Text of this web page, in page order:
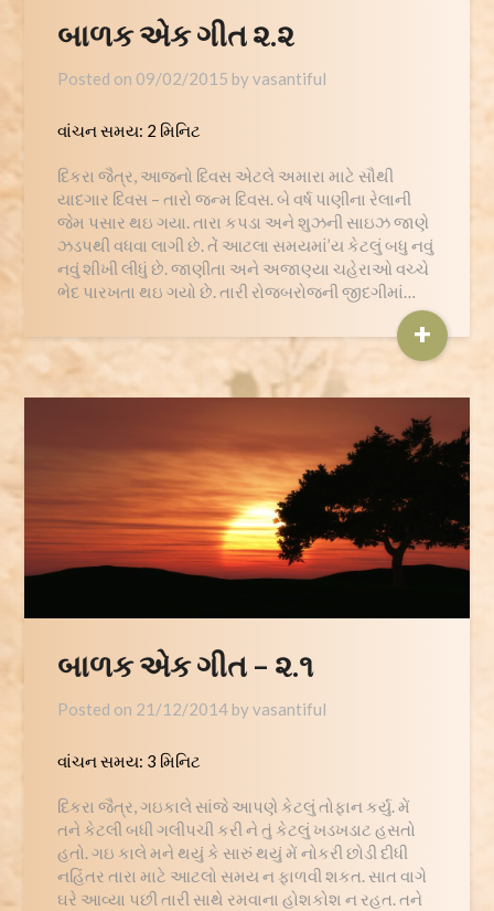
બાળક એક ગીત ૨.૨
Posted on 09/02/2015 byvasantiful
વાંચન સમય: 2 મિનિટ
દિકરા જૈત્ર, આજનો દિવસ એટલે અમારા માટે સૌથી
યાદગાર દિવસ – તારો જન્મ દિવસ. બે વર્ષ પાણીના રેલાની
જેમ પસાર થઇ ગયા. તારા કપડા અને શુઝની સાઇઝ જાણે
ઝડપથી વધવા લાગી છે. તેં આટલા સમયમાં’ય કેટલું બધુ નવું
નવું શીખી લીધું છે. જાણીતા અને અજાણ્યા ચહેરાઓ વચ્ચે
ભેદ પારખતા થઇ ગયો છે. તારી રોજબરોજની જીદગીમાં…
+
બાળક એક ગીત – ૨.૧
Posted on 21/12/2014 byvasantiful
વાંચન સમય: 3 મિનિટ
દિકરા જૈત્ર, ગઇકાલે સાંજે આપણે કેટલું તોફાન કર્યુ. મેં
તને કેટલી બધી ગલીપચી કરી ને તું કેટલું ખડખડાટ હસતો
હતો. ગઇ કાલે મને થયું કે સારું થયું મેં નોકરી છોડી દીધી
નહિંતર તારા માટે આટલો સમય ન ફાળવી શકત. સાત વાગે
ઘરે આવ્યા પછી તારી સાથે રમવાના હોશકોશ ન રહત. તને